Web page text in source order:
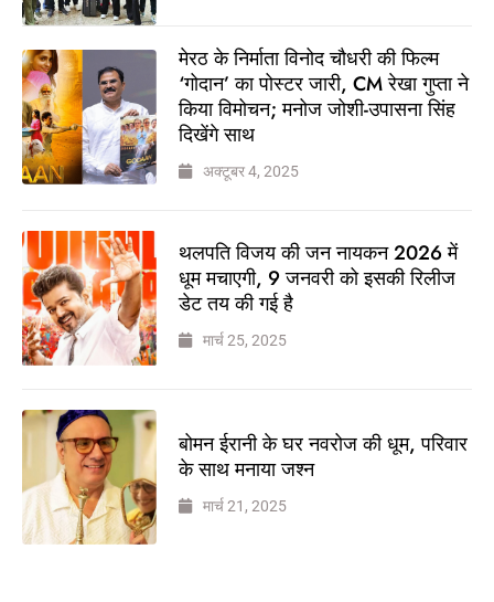
मेरठ के निर्माता विनोद चौधरी की फिल्म
‘गोदान’ का पोस्टर जारी, CM रेखा गुप्ता ने
किया विमोचन; मनोज जोशी-उपासना सिंह
दिखेंगे साथ
अक्टूबर 4, 2025
थलपति विजय की जन नायकन 2026 में
धूम मचाएगी, 9 जनवरी को इसकी रिलीज
डेट तय की गई है
मार्च 25, 2025
बोमन ईरानी के घर नवरोज की धूम, परिवार
के साथ मनाया जश्न
मार्च 21, 2025